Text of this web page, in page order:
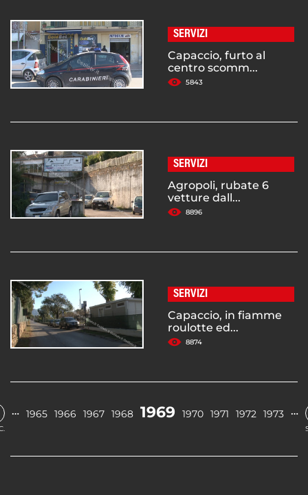
SERVIZI
Capaccio, furto al
centro scomm...
5843
SERVIZI
Agropoli, rubate 6
vetture dall...
8896
SERVIZI
Capaccio, in fiamme
roulotte ed...
8874
… 1965 1966 1967 1968 1969 1970 1971 1972 1973 …